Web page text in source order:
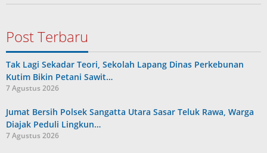
Post Terbaru
Tak Lagi Sekadar Teori, Sekolah Lapang Dinas Perkebunan
Kutim Bikin Petani Sawit…
7 Agustus 2026
Jumat Bersih Polsek Sangatta Utara Sasar Teluk Rawa, Warga
Diajak Peduli Lingkun…
7 Agustus 2026